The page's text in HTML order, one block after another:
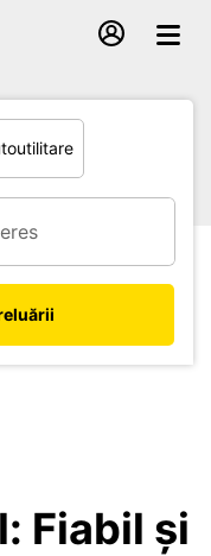
Fiabil și